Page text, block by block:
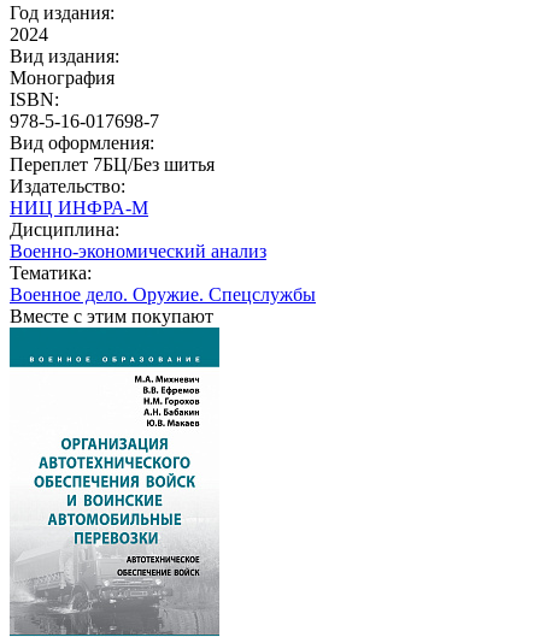
Год издания:
2024
Вид издания:
Монография
ISBN:
978-5-16-017698-7
Вид оформления:
Переплет 7БЦ/Без шитья
Издательство:
НИЦ ИНФРА-М
Дисциплина:
Военно-экономический анализ
Тематика:
Военное дело. Оружие. Спецслужбы
Вместе с этим покупают